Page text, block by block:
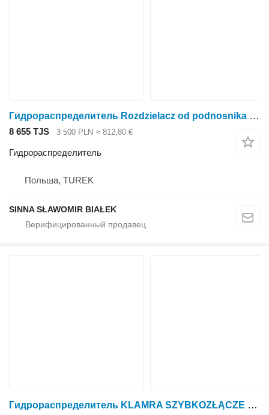
Гидрораспределитель Rozdzielacz od podnosnika traktor Renault lub claas для трактора колесного Renault
8 655 TJS 3 500 PLN ≈ 812,80 €
Гидрораспределитель
Польша, TUREK
SINNA SŁAWOMIR BIAŁEK
Гидрораспределитель KLAMRA SZYBKOZŁĄCZE do tura ładowacza Mach Connetors для трактора колесного